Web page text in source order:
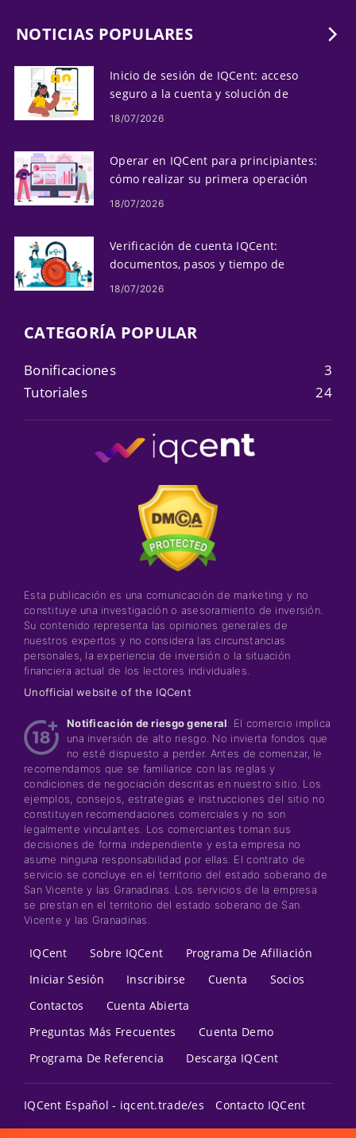
NOTICIAS POPULARES
Inicio de sesión de IQCent: acceso
seguro a la cuenta y solución de
problemas
18/07/2026
Operar en IQCent para principiantes:
cómo realizar su primera operación
18/07/2026
Verificación de cuenta IQCent:
documentos, pasos y tiempo de
procesamiento
18/07/2026
CATEGORÍA POPULAR
Bonificaciones
3
Tutoriales
24
Esta publicación es una comunicación de marketing y no
constituye una investigación o asesoramiento de inversión.
Su contenido representa las opiniones generales de
nuestros expertos y no considera las circunstancias
personales, la experiencia de inversión o la situación
financiera actual de los lectores individuales.
Unofficial website of the IQCent
Notificación de riesgo general: El comercio implica
una inversión de alto riesgo. No invierta fondos que
no esté dispuesto a perder. Antes de comenzar, le
recomendamos que se familiarice con las reglas y
condiciones de negociación descritas en nuestro sitio. Los
ejemplos, consejos, estrategias e instrucciones del sitio no
constituyen recomendaciones comerciales y no son
legalmente vinculantes. Los comerciantes toman sus
decisiones de forma independiente y esta empresa no
asume ninguna responsabilidad por ellas. El contrato de
servicio se concluye en el territorio del estado soberano de
San Vicente y las Granadinas. Los servicios de la empresa
se prestan en el territorio del estado soberano de San
Vicente y las Granadinas.
IQCent Sobre IQCent
Programa De Afiliación
Iniciar Sesión
Inscribirse Cuenta
Socios
Contactos
Cuenta Abierta
Preguntas Más Frecuentes
Cuenta Demo
Programa De Referencia
Descarga IQCent
IQCent Español - iqcent.trade/es Contacto IQCent